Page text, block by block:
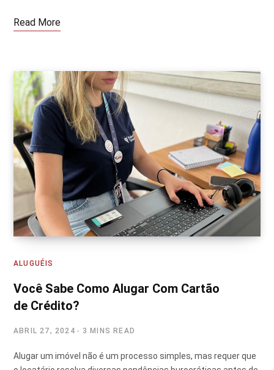
Read More
ALUGUÉIS
Você Sabe Como Alugar Com Cartão
de Crédito?
ABRIL 27, 2024 3 MINS READ
Alugar um imóvel não é um processo simples, mas requer que